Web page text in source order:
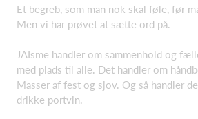
Et begreb, som man nok skal føle, før
Men vi har prøvet at sætte ord på.
JAIsme handler om sammenhold og
med plads til alle. Det handler om
Masser af fest og sjov. Og så handler
drikke portvin.